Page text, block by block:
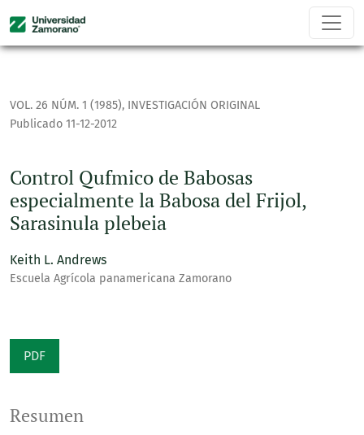
Control Qufmico de Babosas especialmente la Babosa del
VOL. 26 NÚM. 1 (1985), INVESTIGACIÓN ORIGINAL
Control Qufmico de Babosas
especialmente la Babosa del Frijol,
Sarasinula plebeia
Publicado 11-12-2012
Keith L. Andrews
Escuela Agrícola panamericana Zamorano
PDF
Resumen